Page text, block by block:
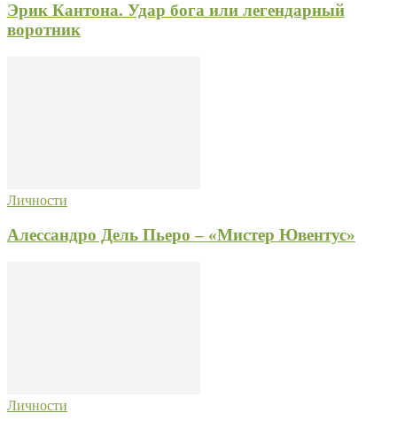
Эрик Кантона. Удар бога или легендарный
воротник
Личности
Алессандро Дель Пьеро – «Мистер Ювентус»
Личности